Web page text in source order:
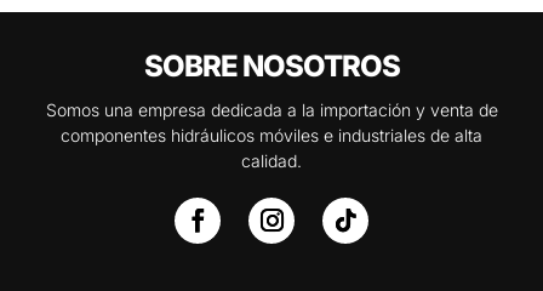
SOBRE NOSOTROS
Somos una empresa dedicada a la importación y venta de
componentes hidráulicos móviles e industriales de alta
calidad.